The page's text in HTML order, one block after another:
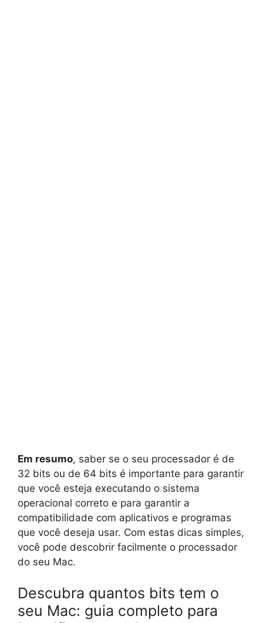
Em resumo, saber se o seu processador é de
32 bits ou de 64 bits é importante para garantir
que você esteja executando o sistema
operacional correto e para garantir a
compatibilidade com aplicativos e programas
que você deseja usar. Com estas dicas simples,
você pode descobrir facilmente o processador
do seu Mac.
Descubra quantos bits tem o
seu Mac: guia completo para